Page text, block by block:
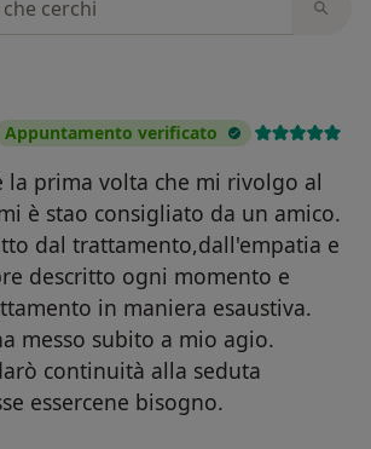
Appuntamento verificato
la prima volta che mi rivolgo al
è stao consigliato da un amico.
dal trattamento,dall'empatia e
descritto ogni momento e
in maniera esaustiva.
messo subito a mio agio.
continuità alla seduta
essercene bisogno.